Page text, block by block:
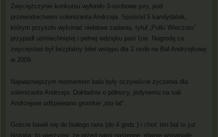
Zwyciężczynie konkursu wyłoniło 3-osobowe jury, pod
przewodnictwem solenizanta Andrzeja. Spośród 5 kandydatek,
którym przyszło wykonać niełatwe zadania, tytuł „Polki Wieczoru”
przypadł uśmiechniętej i pełnej wdzięku pani Izie. Nagrodą za
zwycięstwo był bezpłatny bilet wstępu dla 2 osób na Bal Andrzejkowy
w 2009.
Najważniejszym momentem balu były oczywiście życzenia dla
solenizanta Andrzeja. Dokładnie o północy, jedynemu na sali
Andrzejowi odśpiewano gromkie „sto lat”.
Goście bawili się do białego rana (do 4 godz.) i choć ten bal to już
historia, to wierzymy, że przed nami następne, równie wspaniałe.